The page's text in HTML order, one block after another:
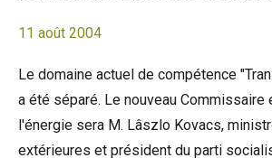
11 août 2004
Le domaine actuel de compétence
a été séparé. Le nouveau Commissaire
l'énergie sera M. Lâszlo Kovacs,
extérieures et président du parti